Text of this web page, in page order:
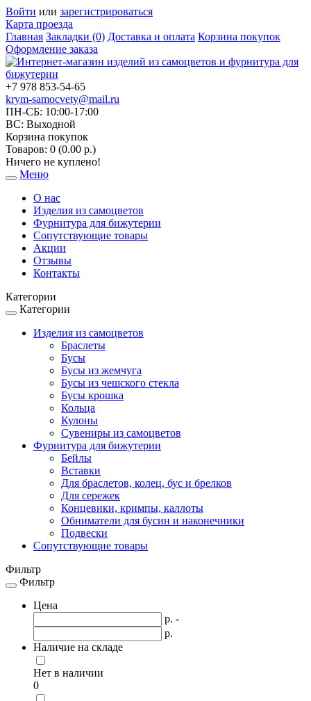
Войти или зарегистрироваться
Карта проезда
Главная Закладки (0) Доставка и оплата Корзина покупок
Оформление заказа
+7 978 853-54-65
krym-samocvety@mail.ru
ПН-СБ: 10:00-17:00
ВС: Выходной
Корзина покупок
Товаров: 0 (0.00 р.)
Ничего не куплено!
Toggle
navigation
Меню
О нас
Изделия из самоцветов
Фурнитура для бижутерии
Сопутствующие товары
Акции
Отзывы
Контакты
Категории
Toggle
navigation
Категории
Изделия из самоцветов
Браслеты
Бусы
Бусы из жемчуга
Бусы из чешского стекла
Бусы крошка
Кольца
Кулоны
Сувениры из самоцветов
Фурнитура для бижутерии
Бейлы
Вставки
Для браслетов, колец, бус и брелков
Для сережек
Концевики, кримпы, каллоты
Обниматели для бусин и наконечники
Подвески
Сопутствующие товары
Фильтр
Toggle
navigation
Фильтр
Цена
р. -
р.
Наличие на складе
Нет в наличии
0